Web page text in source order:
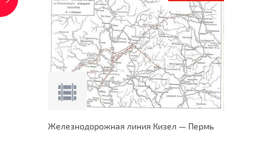
Железнодорожная линия Кизел — Пермь